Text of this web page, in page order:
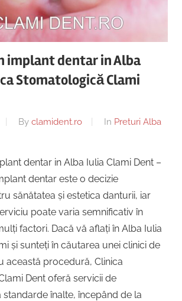
implant dentar in Alba
Stomatologică Clami
By clamident.ro In Preturi Alba
dentar in Alba Iulia Clami Dent –
dentar este o decizie
sănătatea și estetica danturii, iar
poate varia semnificativ în
factori. Dacă vă aflați în Alba Iulia
și sunteți în căutarea unei clinici de
această procedură, Clinica
Dent oferă servicii de
înalte, începând de la